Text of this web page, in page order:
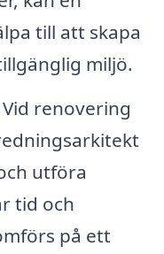
till att skapa
miljö.
Vid renovering
utföra
tid och
på ett